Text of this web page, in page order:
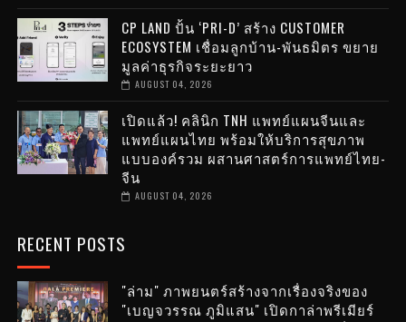
CP LAND ปั้น ‘PRI-D’ สร้าง CUSTOMER
ECOSYSTEM เชื่อมลูกบ้าน-พันธมิตร ขยาย
มูลค่าธุรกิจระยะยาว
AUGUST 04, 2026
เปิดแล้ว! คลินิก TNH แพทย์แผนจีนและ
แพทย์แผนไทย พร้อมให้บริการสุขภาพ
แบบองค์รวม ผสานศาสตร์การแพทย์ไทย-
จีน
AUGUST 04, 2026
RECENT POSTS
"ล่าม" ภาพยนตร์สร้างจากเรื่องจริงของ
"เบญจวรรณ ภูมิแสน" เปิดกาล่าพรีเมียร์